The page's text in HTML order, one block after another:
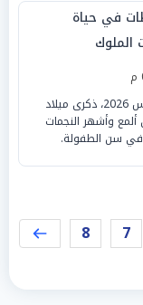
في حياة
الملوك
تحل اليوم الأحد، الموافق 15 مارس 2026، ذكرى ميلاد
ألمع وأشهر النجمات
في سن الطفولة.
7
8